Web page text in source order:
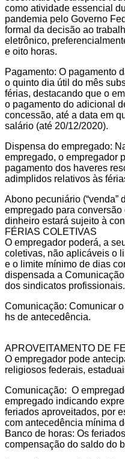
como atividade essencial
pandemia pelo Governo
formal da decisão ao
eletrônico,
e oito horas.
Pagamento: O pagamento
o quinto dia útil do mês
férias, destacando que o
o pagamento do adicional
concessão, até a data em
salário (até 20/12/2020).
Dispensa do empregado:
empregado, o empregador
pagamento dos haveres
adimplidos relativos às
Abono pecuniário (“venda”
empregado para
dinheiro estará sujeito à
FÉRIAS COLETIVAS
O empregador poderá, a
coletivas, não aplicáveis o
e o limite mínimo de dias
dispensada a
dos sindicatos profissionais.
Comunicação: Comunicar
hs de antecedência.
APROVEITAMENTO DE
O empregador pode
religiosos federais,
Comunicação: O
empregado indicando
feriados aproveitados, por
com antecedência mínima
Banco de horas: Os
compensação do saldo do